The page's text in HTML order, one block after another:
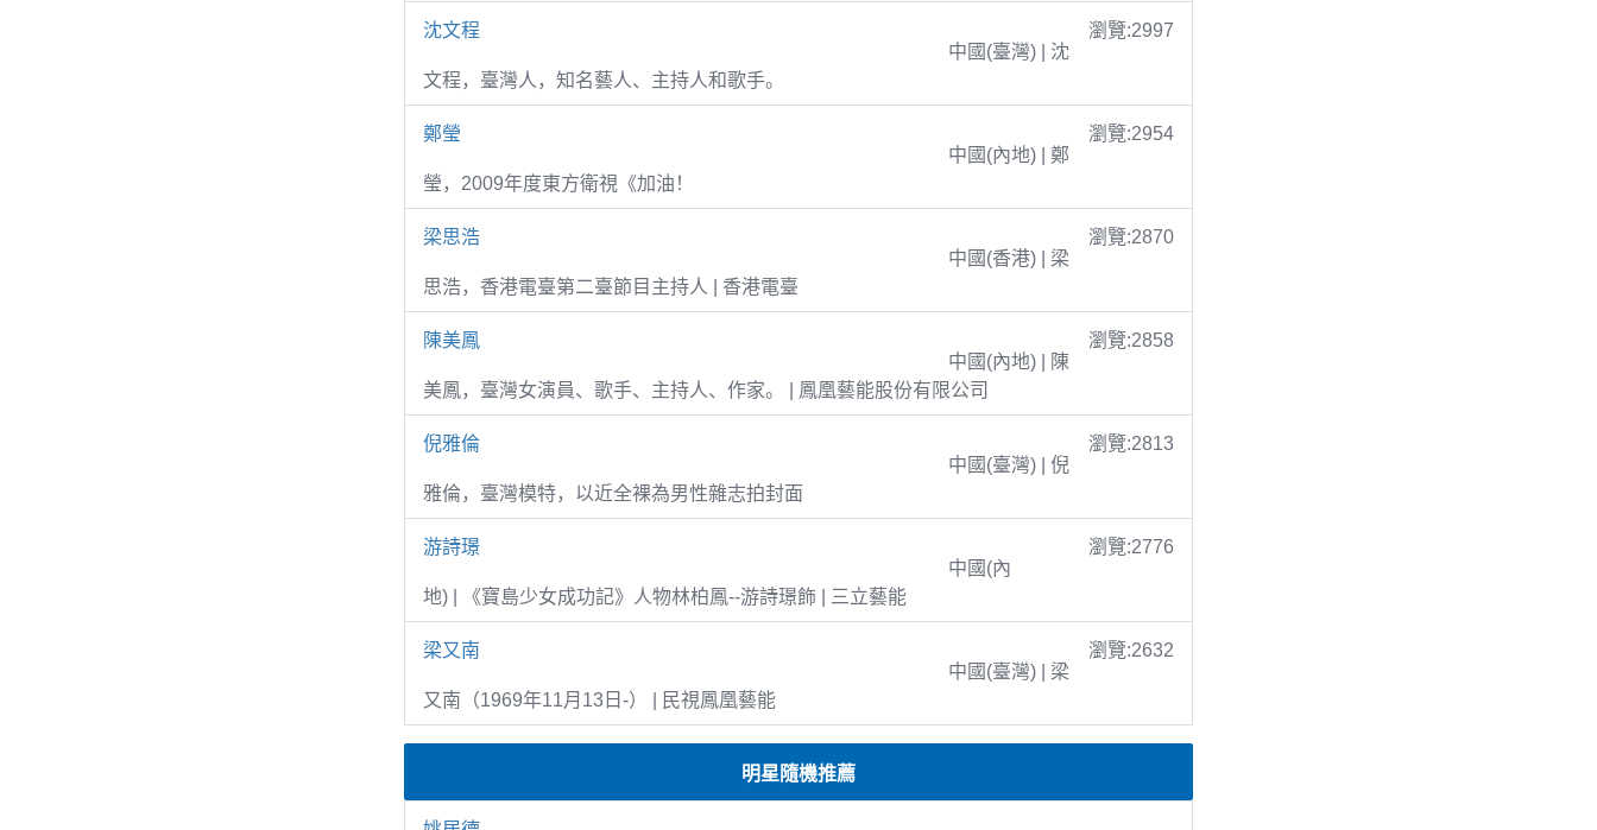
沈文程
瀏覽:2997
中國(臺灣) | 沈
文程，臺灣人，知名藝人、主持人和歌手。
鄭瑩
瀏覽:2954
中國(內地) | 鄭
瑩，2009年度東方衛視《加油！
梁思浩
瀏覽:2870
中國(香港) | 梁
思浩，香港電臺第二臺節目主持人 | 香港電臺
陳美鳳
瀏覽:2858
中國(內地) | 陳
美鳳，臺灣女演員、歌手、主持人、作家。 | 鳳凰藝能股份有限公司
倪雅倫
瀏覽:2813
中國(臺灣) | 倪
雅倫，臺灣模特，以近全裸為男性雜志拍封面
游詩璟
瀏覽:2776
中國(內
地) | 《寶島少女成功記》人物林柏鳳--游詩璟飾 | 三立藝能
梁又南
瀏覽:2632
中國(臺灣) | 梁
又南（1969年11月13日-） | 民視鳳凰藝能
明星隨機推薦